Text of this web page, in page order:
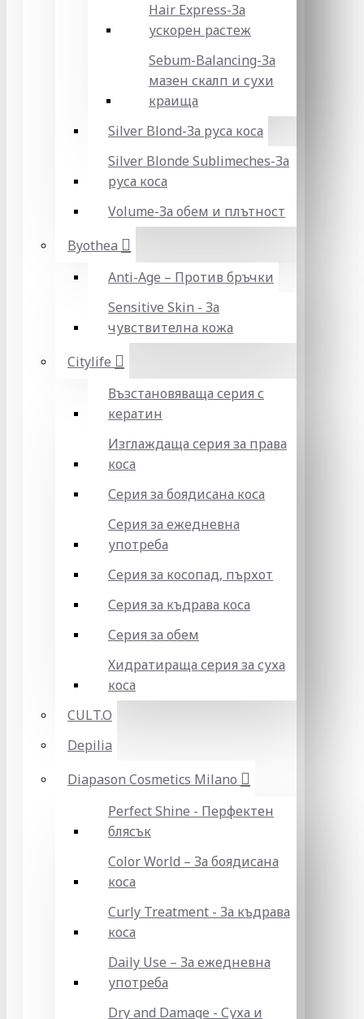
Hair Express-За
ускорен растеж
Sebum-Balancing-За
мазен скалп и сухи
краища
Silver Blond-За руса коса
Silver Blonde Sublіmeches-За
руса коса
Volume-За обем и плътност
Byothea
Anti-Age – Против бръчки
Sensitive Skin - За
чувствителна кожа
Citylife
Възстановяваща серия с
кератин
Изглаждаща серия за права
коса
Серия за боядисана коса
Серия за ежедневна
употреба
Серия за косопад, пърхот
Серия за къдрава коса
Серия за обем
Хидратираща серия за суха
коса
CULT.O
Depilia
Diapason Cosmetics Milano
Perfect Shine - Перфектен
блясък
Color World – За боядисана
коса
Curly Treatment - За къдрава
коса
Daily Use – За ежедневна
употреба
Dry and Damage - Суха и